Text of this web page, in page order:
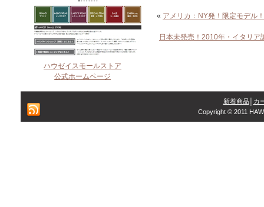
ハウゼイスモールストア
公式ホームページ
« アメリカ：NY発！限定モデル
日本未発売！2010年・イタリア
新着商品│
カ
Copyright © 2011